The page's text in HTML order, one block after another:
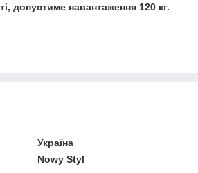
допустиме навантаження 120 кг.
Україна
Nowy Styl